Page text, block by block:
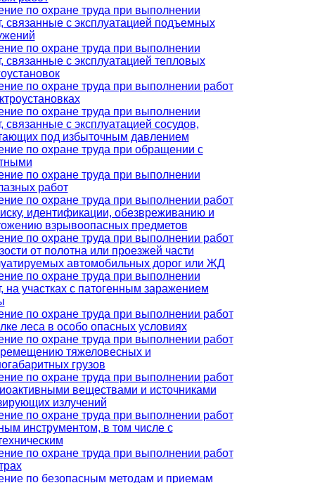
по охране труда при выполнении
связанные с эксплуатацией подъемных
по охране труда при выполнении
связанные с эксплуатацией тепловых
по охране труда при выполнении работ
по охране труда при выполнении
связанные с эксплуатацией сосудов,
под избыточным давлением
по охране труда при обращении с
по охране труда при выполнении
работ
по охране труда при выполнении работ
идентификации, обезвреживанию и
взрывоопасных предметов
по охране труда при выполнении работ
от полотна или проезжей части
автомобильных дорог или ЖД
по охране труда при выполнении
на участках с патогенным заражением
по охране труда при выполнении работ
леса в особо опасных условиях
по охране труда при выполнении работ
тяжеловесных и
грузов
по охране труда при выполнении работ
веществами и источниками
излучений
по охране труда при выполнении работ
инструментом, в том числе с
по охране труда при выполнении работ
по безопасным методам и приемам